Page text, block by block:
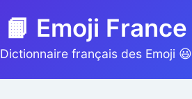
📙 Emoji France
Dictionnaire français des Emoji 😃